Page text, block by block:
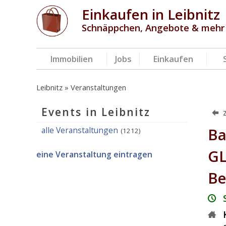
Einkaufen in Leibnitz
Schnäppchen, Angebote & mehr
Immobilien Jobs Einkaufen
Leibnitz Veranstaltungen
Events in Leibnitz
alle Veranstaltungen (1212)
eine Veranstaltung eintragen